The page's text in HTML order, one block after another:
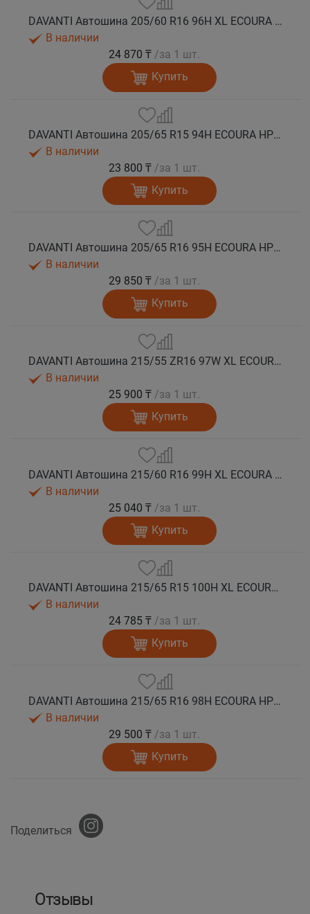
DAVANTI Автошина 205/60 R16 96H XL ECOURA HP1 лето
В наличии
24 870 ₸ /за 1 шт.
Купить
DAVANTI Автошина 205/65 R15 94H ECOURA HP1 лето
В наличии
23 800 ₸ /за 1 шт.
Купить
DAVANTI Автошина 205/65 R16 95H ECOURA HP1 лето
В наличии
29 850 ₸ /за 1 шт.
Купить
DAVANTI Автошина 215/55 ZR16 97W XL ECOURA HP1 лето
В наличии
25 900 ₸ /за 1 шт.
Купить
DAVANTI Автошина 215/60 R16 99H XL ECOURA HP1 лето
В наличии
25 040 ₸ /за 1 шт.
Купить
DAVANTI Автошина 215/65 R15 100H XL ECOURA HP1 лето
В наличии
24 785 ₸ /за 1 шт.
Купить
DAVANTI Автошина 215/65 R16 98H ECOURA HP1 лето
В наличии
29 500 ₸ /за 1 шт.
Купить
Поделиться
Отзывы